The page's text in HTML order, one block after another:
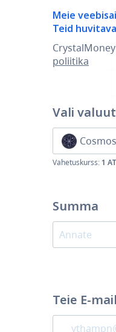
Meie
Teid
poliitika
Vali
Vahetuskurss: 1
Summa
Teie E-